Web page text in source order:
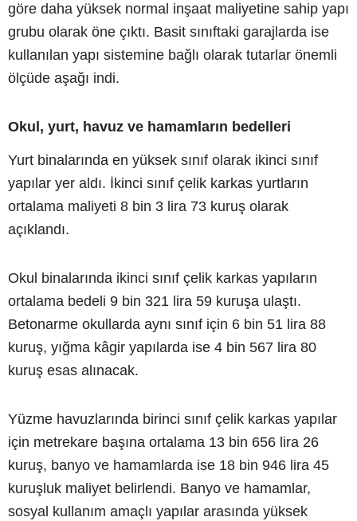
göre daha yüksek normal inşaat maliyetine sahip yapı
grubu olarak öne çıktı. Basit sınıftaki garajlarda ise
kullanılan yapı sistemine bağlı olarak tutarlar önemli
ölçüde aşağı indi.
Okul, yurt, havuz ve hamamların bedelleri
Yurt binalarında en yüksek sınıf olarak ikinci sınıf
yapılar yer aldı. İkinci sınıf çelik karkas yurtların
ortalama maliyeti 8 bin 3 lira 73 kuruş olarak
açıklandı.
Okul binalarında ikinci sınıf çelik karkas yapıların
ortalama bedeli 9 bin 321 lira 59 kuruşa ulaştı.
Betonarme okullarda aynı sınıf için 6 bin 51 lira 88
kuruş, yığma kâgir yapılarda ise 4 bin 567 lira 80
kuruş esas alınacak.
Yüzme havuzlarında birinci sınıf çelik karkas yapılar
için metrekare başına ortalama 13 bin 656 lira 26
kuruş, banyo ve hamamlarda ise 18 bin 946 lira 45
kuruşluk maliyet belirlendi. Banyo ve hamamlar,
sosyal kullanım amaçlı yapılar arasında yüksek